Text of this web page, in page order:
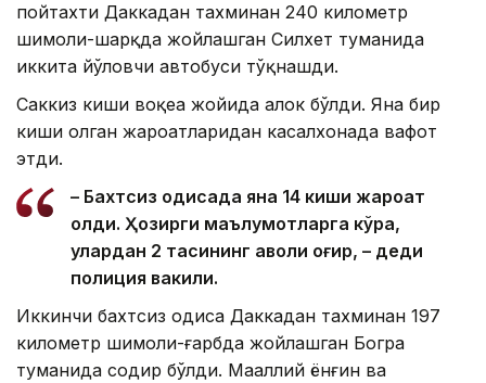
пойтахти Даккадан тахминан 240 километр
шимоли-шарқда жойлашган Силхет туманида
иккита йўловчи автобуси тўқнашди.
Саккиз киши воқеа жойида ҳалок бўлди. Яна бир
киши олган жароҳатларидан касалхонада вафот
этди.
– Бахтсиз ҳодисада яна 14 киши жароҳат
олди. Ҳозирги маълумотларга кўра,
улардан 2 тасининг аҳволи оғир, – деди
полиция вакили.
Иккинчи бахтсиз ҳодиса Даккадан тахминан 197
километр шимоли-ғарбда жойлашган Богра
туманида содир бўлди. Маҳаллий ёнғин ва